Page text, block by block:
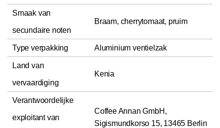
Smaak van
secundaire noten
Braam, cherrytomaat, pruim
Type verpakking Aluminium ventielzak
Land van
vervaardiging
Kenia
Verantwoordelijke
exploitant van
Coffee Annan GmbH,
Sigismundkorso 15, 13465 Berlin